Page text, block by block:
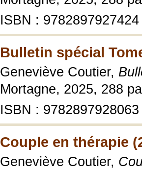
ISBN : 9782897927424
Bulletin spécial
Geneviève Coutier,
Mortagne, 2025, 288
ISBN : 9782897928063
Couple en thérapie
Geneviève Coutier,